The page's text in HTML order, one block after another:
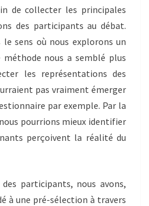
de collecter les principales
des participants au débat.
le sens où nous explorons un
nous a semblé plus
les représentations des
pas vraiment émerger
par exemple. Par la
pourrions mieux identifier
perçoivent la réalité du
participants, nous avons,
à une pré-sélection à travers